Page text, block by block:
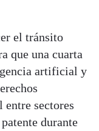
el tránsito
que una cuarta
artificial y
sectores
durante